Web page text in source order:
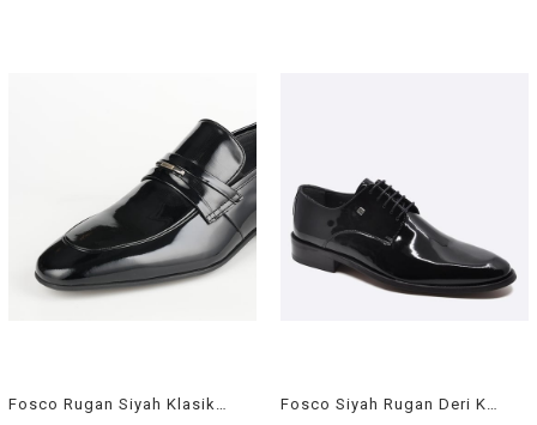
Fosco Rugan Siyah Klasik Erkek Ayakkabı 1091 430 843 Fosco Siyah Rugan Deri Klasik Erkek Ayakkabı 8003-2 430